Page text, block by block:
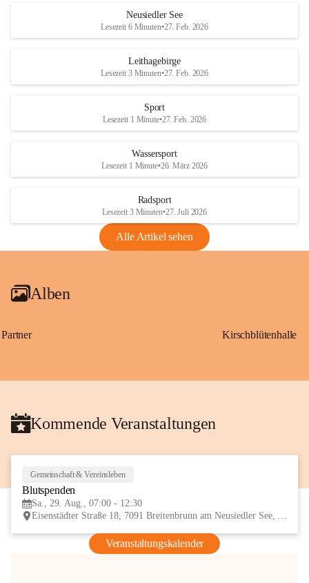
S
und den daraus folgenden wirtschaftlichen
Maßnahmen zur Bekämpfung
Rebe und der Amerikanischen
Anhang VBl. EU Nr. 18
1 Seite•1,4 MB
VBl. EU Nr. 18_2026
r
S
Neusiedler See
Lesezeit 6 Minuten•27. Feb. 2026
Leithagebirge
Lesezeit 3 Minuten•27. Feb. 2026
Sport
Lesezeit 1 Minute•27. Feb. 2026
Wassersport
Lesezeit 1 Minute•26. März 2026
Radsport
Lesezeit 3 Minuten•27. Juli 2026
Alle Artikel sehen
Alben
Partner Kirschblütenhalle
Kommende Veranstaltungen
Gemeinschaft & Vereinsleben
Blutspenden
Sa., 29. Aug., 07:00 - 12:30
Eisenstädter Straße 18, 7091 Breitenbrunn am Neusiedler See, AUT
Veranstaltungskalender